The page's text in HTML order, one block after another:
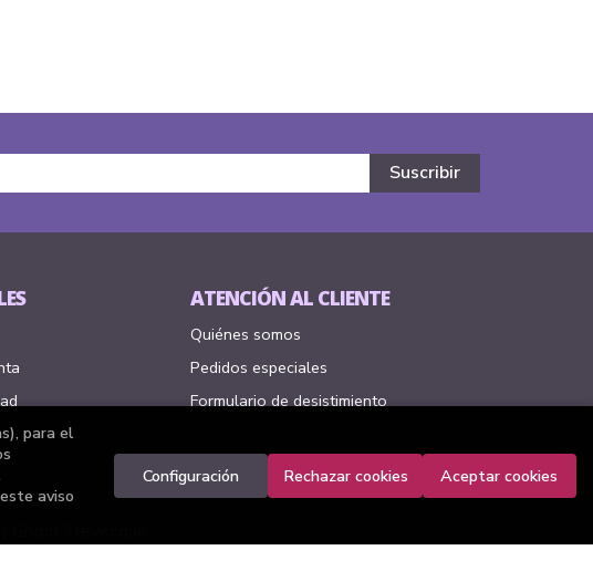
ATENCIÓN AL CLIENTE
Quiénes somos
Pedidos especiales
Formulario de desistimiento
para el
aviso
Configuración Rechazar cookies Aceptar cookies